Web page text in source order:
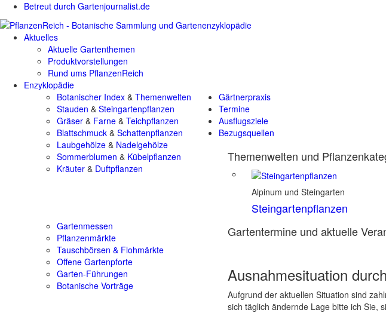
Betreut durch Gartenjournalist.de
Aktuelles
Aktuelle Gartenthemen
Produktvorstellungen
Rund ums PflanzenReich
Enzyklopädie
Botanischer Index & Themenwelten
Stauden & Steingartenpflanzen
Gräser & Farne & Teichpflanzen
Blattschmuck & Schattenpflanzen
Laubgehölze & Nadelgehölze
Sommerblumen & Kübelpflanzen
Kräuter & Duftpflanzen
Themenwelten und
Alpinum und Steingarten
Steingartenpflanzen
Gärtnerpraxis
Termine
Gartenmessen
Pflanzenmärkte
Tauschbörsen & Flohmärkte
Offene Gartenpforte
Garten-Führungen
Botanische Vorträge
Gartentermine und aktuelle
Ausnahmesituation
Aufgrund der aktuellen Situation sind
sich täglich ändernde Lage bitte ich Sie,
Ausflugsziele
Bezugsquellen